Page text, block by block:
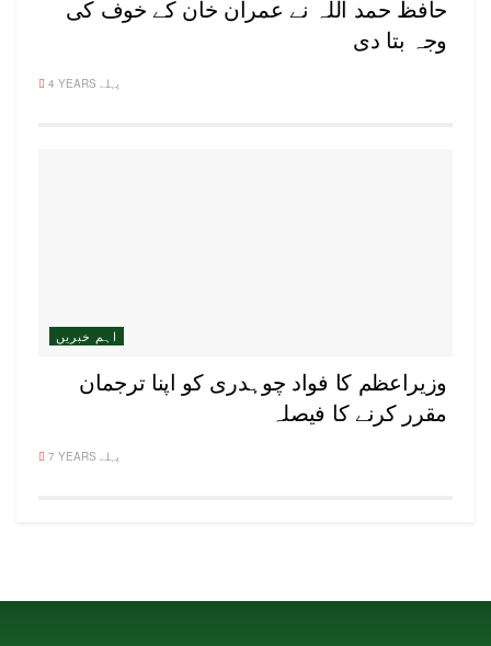
حافظ حمد اللّٰہ نے عمران خان کے خوف کی
وجہ بتا دی
4 YEARS پہلے
اہم خبریں
وزیراعظم کا فواد چوہدری کو اپنا ترجمان
مقرر کرنے کا فیصلہ
7 YEARS پہلے